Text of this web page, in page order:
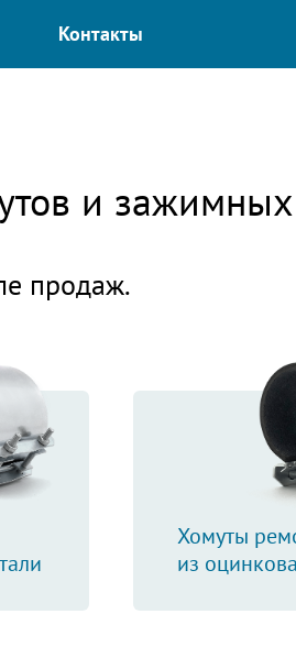
Контакты
и
продаж.
Хомуты
из